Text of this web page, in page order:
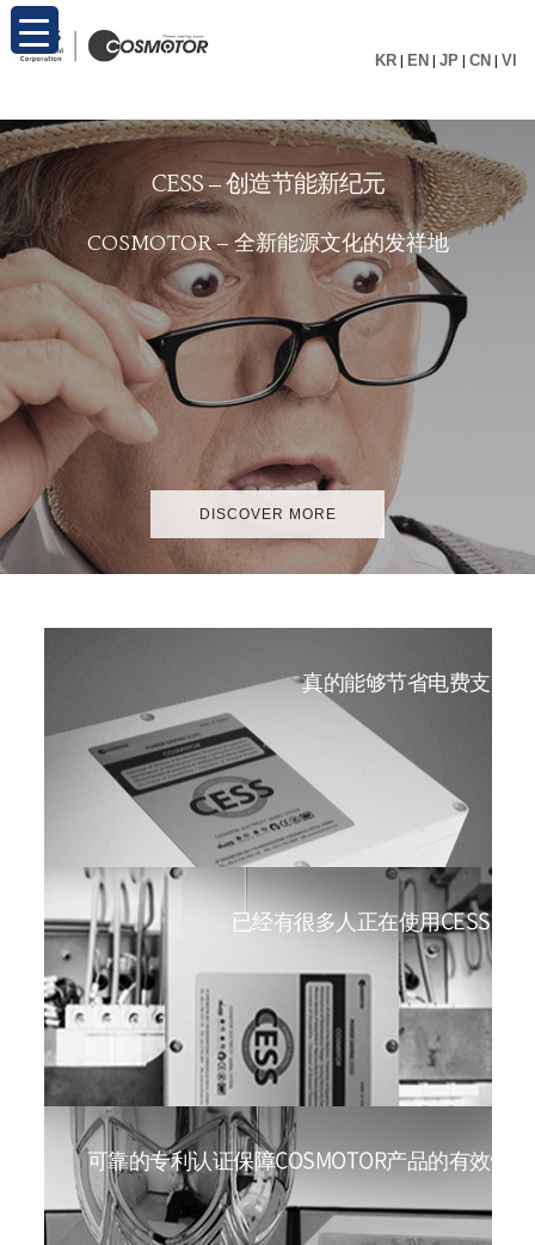
KR | EN | JP | CN | VI
CESS – 创造节能新纪元
COSMOTOR – 全新能源文化的发祥地
DISCOVER MORE
真的能够节省电费支出
已经有很多人正在使用CESS。
可靠的专利认证保障COSMOTOR产品的有效性